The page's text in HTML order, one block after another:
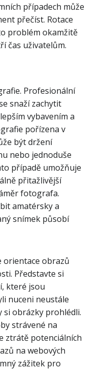
případech může
přečíst. Rotace
problém okamžitě
čas uživatelům.
Profesionální
snaží zachytit
vybavením a
pořízena v
být držení
nebo jednoduše
případě umožňuje
přitažlivější
fotografa.
amatérsky a
snímek působí
orientace obrazů
Představte si
které jsou
nuceni neustále
si obrázky prohlédli.
strávené na
ztrátě potenciálních
na webových
zážitek pro